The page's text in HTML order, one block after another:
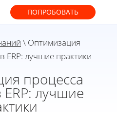
ПОПРОБОВАТЬ
\ Оптимизация
ERP: лучшие практики
процесса
ERP: лучшие